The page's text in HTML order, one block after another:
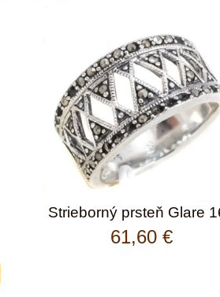
Strieborný prsteň Glare
61,60 €